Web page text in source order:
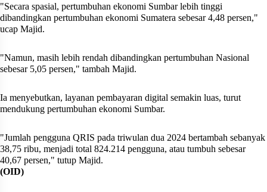
"Secara spasial, pertumbuhan ekonomi Sumbar lebih tinggi
dibandingkan pertumbuhan ekonomi Sumatera sebesar 4,48 persen,"
ucap Majid.
"Namun, masih lebih rendah dibandingkan pertumbuhan Nasional
sebesar 5,05 persen," tambah Majid.
Ia menyebutkan, layanan pembayaran digital semakin luas, turut
mendukung pertumbuhan ekonomi Sumbar.
"Jumlah pengguna QRIS pada triwulan dua 2024 bertambah sebanyak
38,75 ribu, menjadi total 824.214 pengguna, atau tumbuh sebesar
40,67 persen," tutup Majid.
(OID)